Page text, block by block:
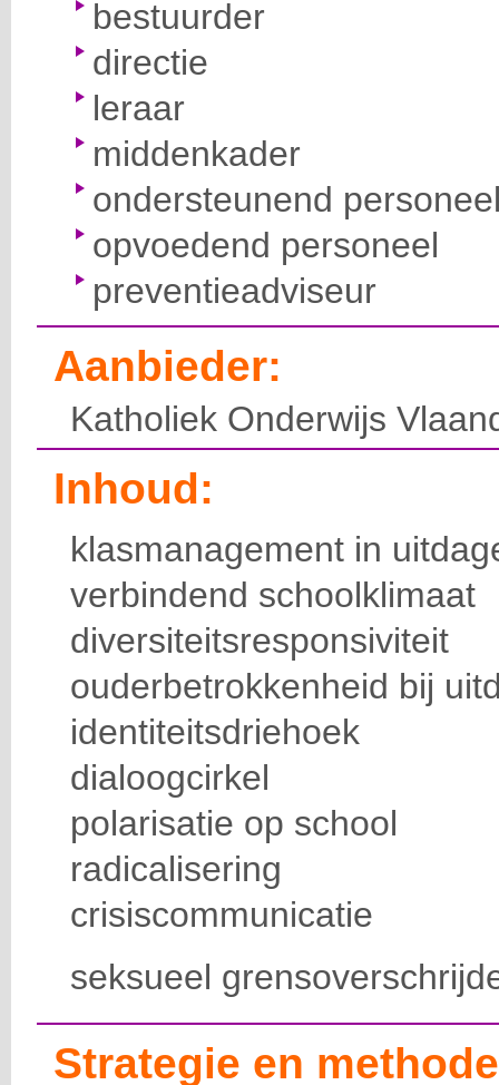
bestuurder
directie
leraar
middenkader
ondersteunend
opvoedend personeel
preventieadviseur
Aanbieder:
Katholiek Onderwijs
Inhoud:
klasmanagement in
verbindend schoolklimaat
diversiteitsresponsiviteit
ouderbetrokkenheid bij
identiteitsdriehoek
dialoogcirkel
polarisatie op school
radicalisering
crisiscommunicatie
seksueel
Strategie en